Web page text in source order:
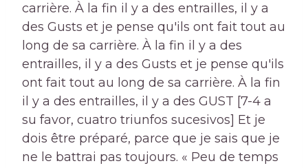
carrière. À la fin il y a des entrailles, il y a
des Gusts et je pense qu'ils ont fait tout au
long de sa carrière. À la fin il y a des
entrailles, il y a des Gusts et je pense qu'ils
ont fait tout au long de sa carrière. À la fin
il y a des entrailles, il y a des GUST [7-4 a
su favor, cuatro triunfos sucesivos] Et je
dois être préparé, parce que je sais que je
ne le battrai pas toujours. « Peu de temps